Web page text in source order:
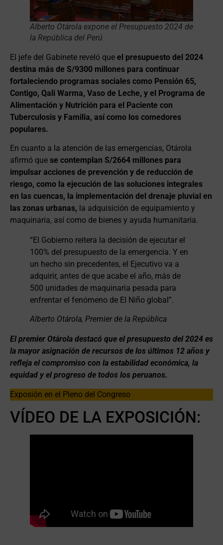
Alberto Otárola expone el Presupuesto 2024 de
la República del Perú
El jefe del Gabinete reveló que el presupuesto del 2024
destina más de S/9300 millones para continuar
fortaleciendo programas sociales como Pensión 65,
Contigo, Qali Warma, Vaso de Leche, y el Programa de
Alimentación y Nutrición para el Paciente con
Tuberculosis y Familia, así como los comedores
populares.
En cuanto a la atención de las emergencias, Otárola
afirmó que se contemplan S/2664 millones para
impulsar acciones de prevención y de reducción de
riesgo, como la ejecución de las soluciones integrales
en las cuencas, la implementación del drenaje pluvial en
las zonas urbanas, la adquisición de equipamiento y
maquinaria, así como de bienes y ayuda humanitaria.
“El Gobierno reitera la decisión de ejecutar el
100% del presupuesto de la emergencia. Y en
un hecho sin precedentes, el Ejecutivo va a
adquirir, antes de que acabe el año, más de
500 unidades de maquinaria pesada para
enfrentar el fenómeno de El Niño global”.
Alberto Otárola, Premier de la República
El premier Otárola destacó que el presupuesto del 2024 es
la mayor asignación de recursos de los últimos 12 años y
refleja el compromiso con la estabilidad económica, la
equidad y el progreso de todos los peruanos.
Exposión en el Pleno del Congreso
VÍDEO DE LA EXPOSICIÓN: